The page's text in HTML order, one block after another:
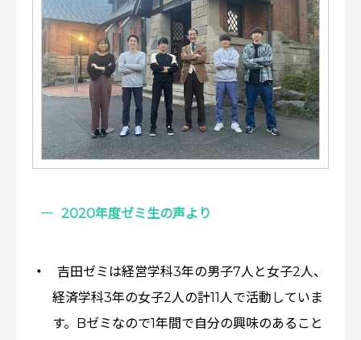
2020年度ゼミ生の声より
吉田ゼミは経営学科3年の男子7人と女子2人、
経済学科3年の女子2人の計11人で活動していま
す。Bゼミなので1年間で自分の興味のあること